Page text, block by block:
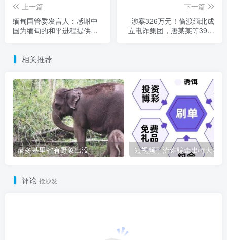
上一篇
缅甸国管委发言人：感谢中
国为缅甸的和平进程提供的
下一篇
涉案326万元！偷渡缅北成
立电诈集团，唐某某等39人
相关推荐
蒙多基里省有野象出没
评论 抢沙发